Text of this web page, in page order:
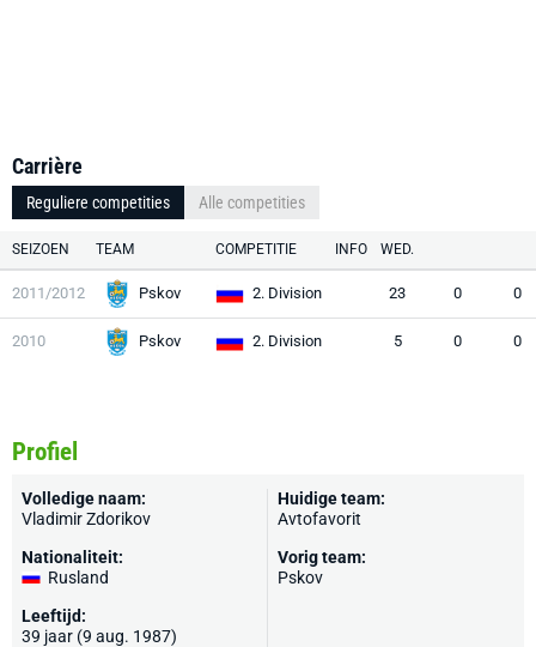
Carrière
Reguliere competities Alle competities
SEIZOEN TEAM COMPETITIE INFO WED.
2011/2012 Pskov 2. Division 23 0 0
2010 Pskov 2. Division 5 0 0
Profiel
Volledige naam:
Vladimir Zdorikov
Nationaliteit:
Rusland
Leeftijd:
39 jaar (9 aug. 1987)
Huidige team:
Avtofavorit
Vorig team:
Pskov